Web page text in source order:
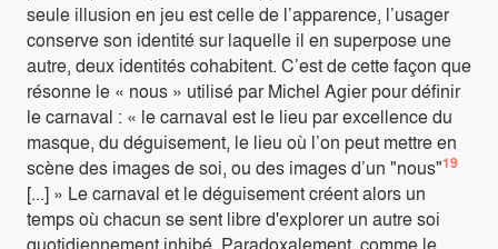
seule illusion en jeu est celle de l’apparence, l’usager
conserve son identité sur laquelle il en superpose une
autre, deux identités cohabitent. C’est de cette façon que
résonne le « nous » utilisé par Michel Agier pour définir
le carnaval : « le carnaval est le lieu par excellence du
masque, du déguisement, le lieu où l’on peut mettre en
scène des images de soi, ou des images d’un "nous"19
[...] » Le carnaval et le déguisement créent alors un
temps où chacun se sent libre d'explorer un autre soi